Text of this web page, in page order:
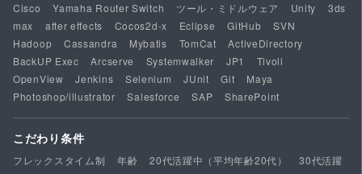
Cisco
Yamaha Router Switch ツール・ミドルウェア Unity
3ds
max
after effects Cocos2d-x Eclipse GitHub
SVN
Hadoop
Cassandra Mybatis TomCat
ActiveDirectory
BackUP Exec
Arcserve Systemwalker JP1
Tivoli
OpenView
Jenkins Selenium JUnit Git
Maya
Photoshop/illustrator
Salesforce SAP SharePoint
こだわり条件
フレックスタイム制 年齢 20代活躍中（平均年齢20代）
30代活躍